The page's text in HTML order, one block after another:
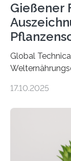
Gießener
Global
aber
und dem
daher
bekämpfen,
17.10.2025